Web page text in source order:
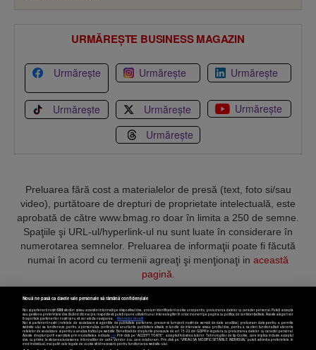
URMĂREȘTE BUSINESS MAGAZIN
Urmărește Urmărește Urmărește
Urmărește Urmărește
Urmărește
Urmărește
Preluarea fără cost a materialelor de presă (text, foto si/sau
video), purtătoare de drepturi de proprietate intelectuală, este
aprobată de către www.bmag.ro doar în limita a 250 de semne.
Spaţiile şi URL-ul/hyperlink-ul nu sunt luate în considerare în
numerotarea semnelor. Preluarea de informaţii poate fi făcută
numai în acord cu termenii agreaţi şi menţionaţi in această
pagină.
Termeni și condiții Confidențialitate Cookies Contact
Nouă ne pasă ca datele tale personale să rămână confidențiale
Noi și partenerii noștri589stocăm și/sau accesăm informații pe dispozitivul dvs., precum identificatorii cookie unici pentru prelucrarea datelor cu caracter personal. Puteți accepta
sau gestiona preferințele dvs. făcând clic mai jos, respectiv vă puteți opune utilizării unui interes legitim în orice moment pe pagina cu politica de confidențialitate. Aceste alegeri vor
fi raportate partenerilor noștri și nu vă vor afecta navigarea.
Mai multe detalii
Noi si partenerii nostri (retelele de socializare si agentiile de publicitate partenere, precum si furnizorii nostri de servicii de date analitice) prelucram date pentru a permite
website-ului sa functioneze, pentru a personaliza continutul si anunturile publicitare afisate in functie de interesele si/sau profilul dvs., pentru a va oferi functionalitati aferente
retelelor de socializare si pentru a analiza traficul pe website. Beneficiati de drepturile prevazute de art. 15-22 din GDPR in legatura cu prelucrarea datelor cu caracter personal.
Aceste drepturi pot fi exercitate prin modalitatea indicataaici. Prin click pe “ACCEPT TOATE”, acceptati folosirea tuturor Tehnologiilor de tip Cookie, care implica inclusiv acceptul
dvs. cu privire la stocarea/accesarea informatiilor de catre Vendor-ii cu care colaboram. Prin click pe “VREAU SA MODIFIC SETARILE INDIVIDUAL” puteti schimba preferintele in
mod individual, mai putin cele legate de cookie strict necesare pentru functionarea website-ului.